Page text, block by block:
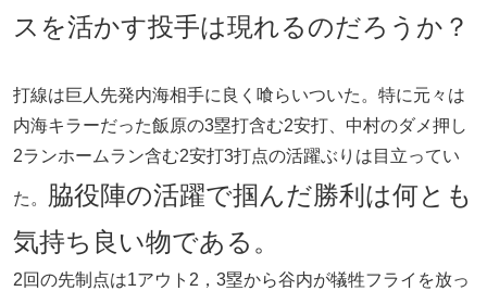
スを活かす投手は現れるのだろうか？
打線は巨人先発内海相手に良く喰らいついた。特に元々は
内海キラーだった飯原の3塁打含む2安打、中村のダメ押し
2ランホームラン含む2安打3打点の活躍ぶりは目立ってい
た。
脇役陣の活躍で掴んだ勝利は何とも
気持ち良い物である。
2回の先制点は1アウト2，3塁から谷内が犠牲フライを放っ